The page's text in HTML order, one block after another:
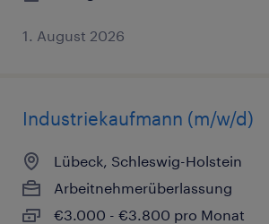
1. August 2026
Industriekaufmann (m/w/d)
Lübeck, Schleswig-Holstein
Arbeitnehmerüberlassung
€3.000 - €3.800 pro Monat